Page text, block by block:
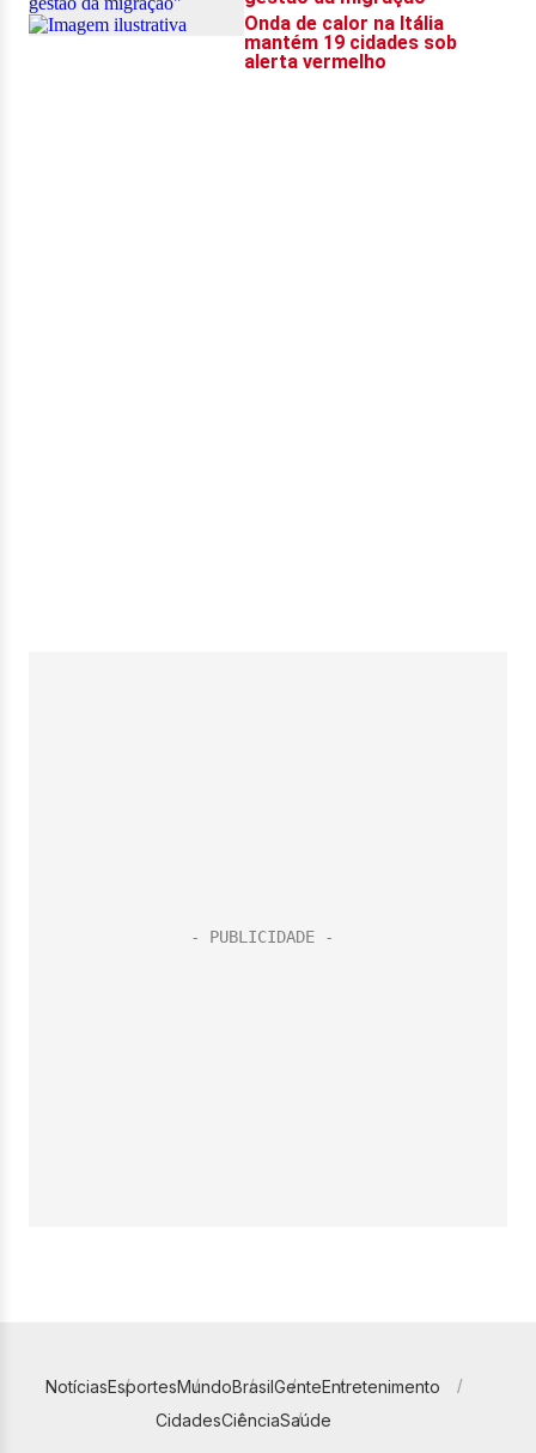
NotíciasEsportesMundoBrasilGenteEntretenimento
CidadesCiênciaSaúde